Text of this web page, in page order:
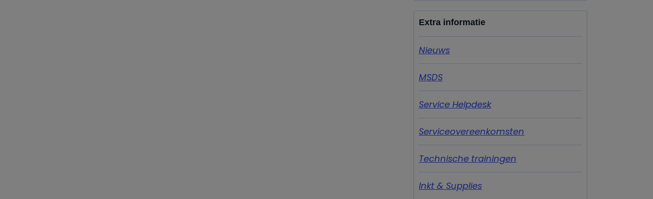
Extra informatie
Nieuws
MSDS
Service Helpdesk
Serviceovereenkomsten
Technische trainingen
Inkt & Supplies